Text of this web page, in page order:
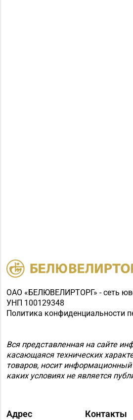
ОАО «БЕЛЮВЕЛИРТОРГ» - сеть
УНП 100129348
Политика конфиденциальности
Вся представленная на сайте
касающаяся технических
товаров, носит информационный
каких условиях не является
Адрес Контакты